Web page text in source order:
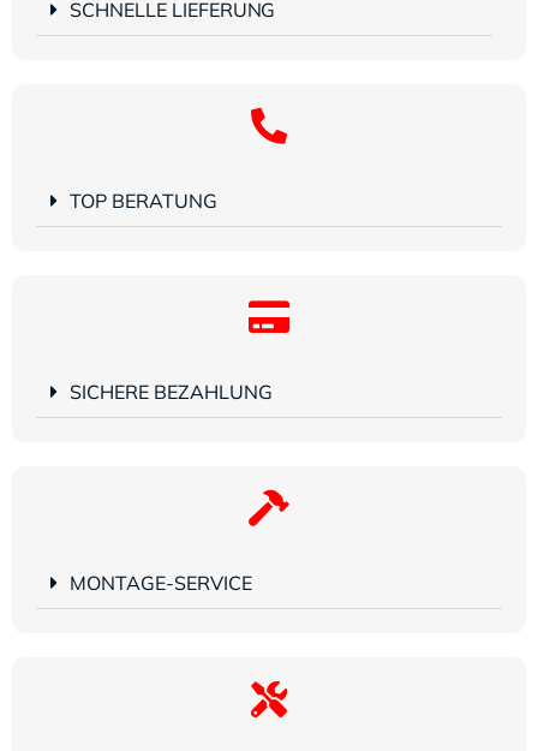
SCHNELLE LIEFERUNG
TOP BERATUNG
SICHERE BEZAHLUNG
MONTAGE-SERVICE